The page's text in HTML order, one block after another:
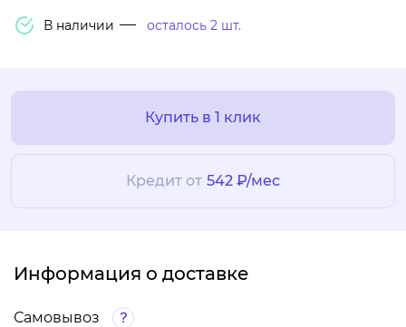
Купить в 1 клик
Кредит от 542 ₽/мес
В наличии осталось 2 шт.
Информация о доставке
Самовывоз